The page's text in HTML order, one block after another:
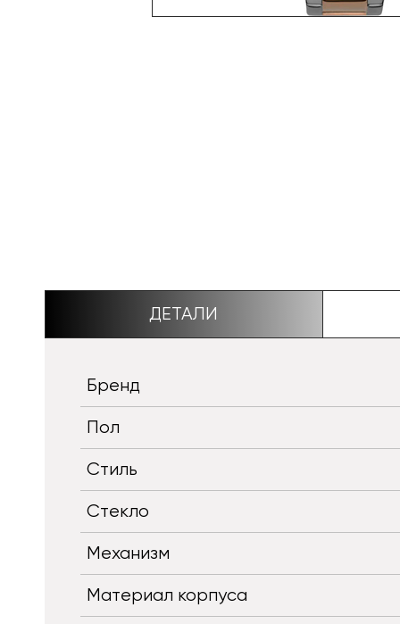
ДЕТАЛИ
Бренд
Пол
Стиль
Стекло
Механизм
Материал корпуса